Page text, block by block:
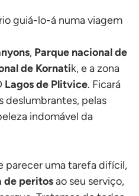
guiá-lo-á numa viagem
, Parque nacional de
de Kornatik, e a zona
Lagos de Plitvice. Ficará
deslumbrantes, pelas
indomável da
parecer uma tarefa difícil,
de peritosao seu serviço,